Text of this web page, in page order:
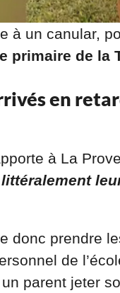
à un canular,
primaire de la
en
à La
donc prendre
de
parent jeter